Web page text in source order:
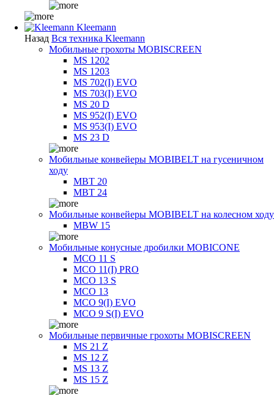
Kleemann
Назад Вся техника Kleemann
Мобильные грохоты MOBISCREEN
MS 1202
MS 1203
MS 702(I) EVO
MS 703(I) EVO
MS 20 D
MS 952(I) EVO
MS 953(I) EVO
MS 23 D
Мобильные конвейеры MOBIBELT на гусеничном
ходу
MBT 20
MBT 24
Мобильные конвейеры MOBIBELT на колесном ходу
MBW 15
Мобильные конусные дробилки MOBICONE
MCO 11 S
MCO 11(I) PRO
MCO 13 S
MCO 13
MCO 9(I) EVO
MCO 9 S(I) EVO
Мобильные первичные грохоты MOBISCREEN
MS 21 Z
MS 12 Z
MS 13 Z
MS 15 Z